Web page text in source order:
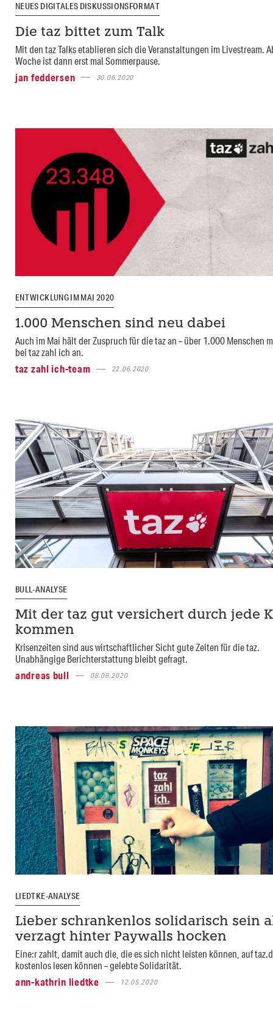
NEUES DIGITALES DISKUSSIONSFORMAT
Die taz bittet zum Talk
Mit den taz Talks etablieren sich die Veranstaltungen im Livestream.
Woche ist dann erst mal Sommerpause.
jan feddersen
30.06.2020
ENTWICKLUNG IM MAI 2020
1.000 Menschen sind neu dabei
Auch im Mai hält der Zuspruch für die taz an – über 1.000 Menschen
bei taz zahl ich an.
taz zahl ich-team
22.06.2020
BULL-ANALYSE
Mit der taz gut versichert durch jede
kommen
Krisenzeiten sind aus wirtschaftlicher Sicht gute Zeiten für die taz.
Unabhängige Berichterstattung bleibt gefragt.
andreas bull
08.06.2020
LIEDTKE-ANALYSE
Lieber schrankenlos solidarisch sein
verzagt hinter Paywalls hocken
Eine:r zahlt, damit auch die, die es sich nicht leisten können, auf
kostenlos lesen können – gelebte Solidarität.
ann-kathrin liedtke
12.05.2020